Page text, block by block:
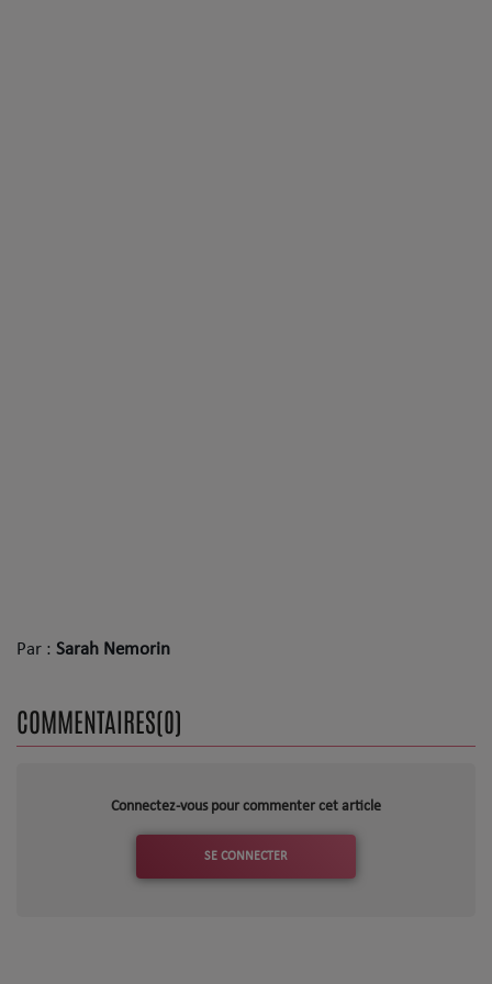
Par : Sarah Nemorin
COMMENTAIRES(0)
Connectez-vous pour commenter cet article
SE CONNECTER